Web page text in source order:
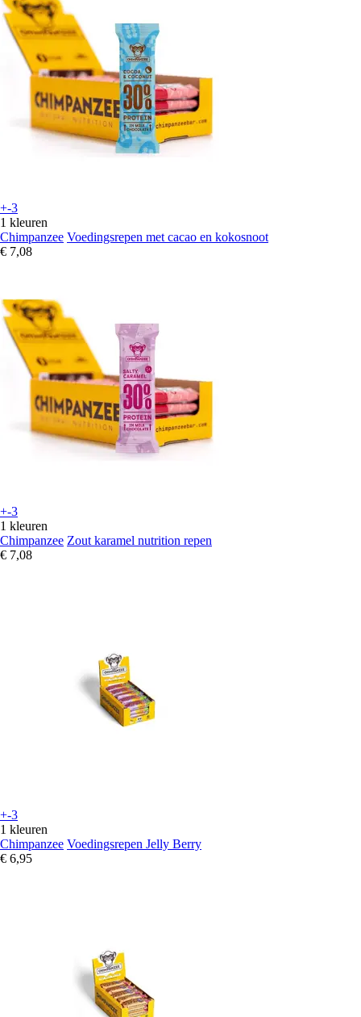
+-3
1 kleuren
Chimpanzee Voedingsrepen met cacao en kokosnoot
€ 7,08
+-3
1 kleuren
Chimpanzee Zout karamel nutrition repen
€ 7,08
+-3
1 kleuren
Chimpanzee Voedingsrepen Jelly Berry
€ 6,95